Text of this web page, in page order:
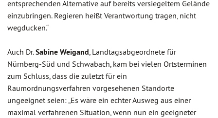
entsprechenden Alternative auf bereits versiegeltem Gelände
einzubringen. Regieren heißt Verantwortung tragen, nicht
wegducken.“
Auch Dr.Sabine Weigand, Landtagsabgeordnete für
Nürnberg-Süd und Schwabach, kam bei vielen Ortsterminen
zum Schluss, dass die zuletzt für ein
Raumordnungsverfahren vorgesehenen Standorte
ungeeignet seien: „Es wäre ein echter Ausweg aus einer
maximal verfahrenen Situation, wenn nun ein geeigneter